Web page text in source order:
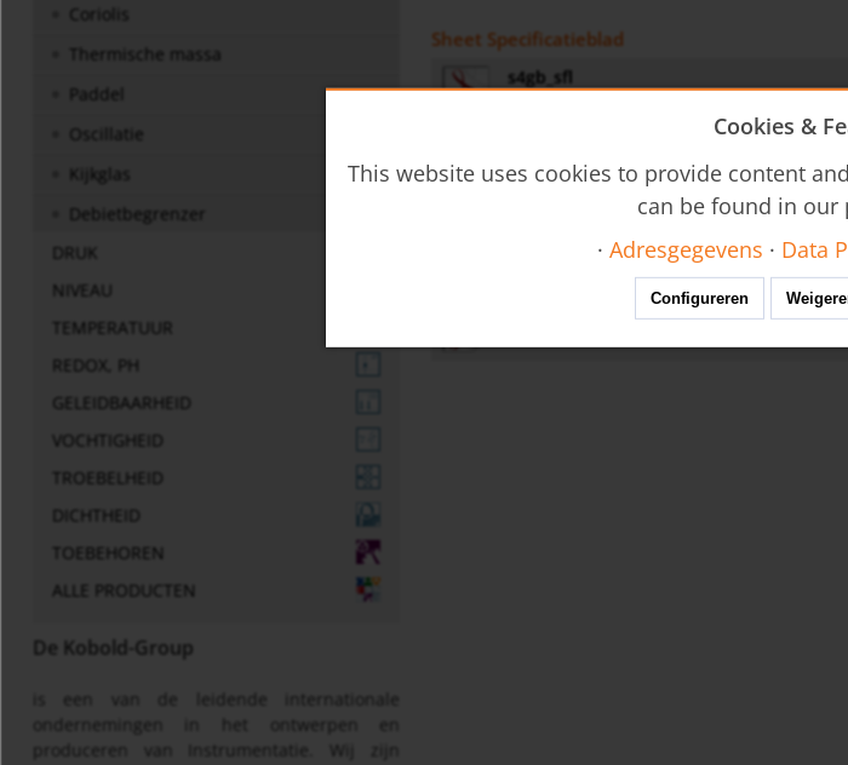
Coriolis
Thermische massa
Paddel
Oscillatie
Kijkglas
Debietbegrenzer
DRUK
NIVEAU
TEMPERATUUR
REDOX, PH
GELEIDBAARHEID
VOCHTIGHEID
TROEBELHEID
DICHTHEID
TOEBEHOREN
ALLE PRODUCTEN
De Kobold-Group
is een van de leidende internationale
ondernemingen in het ontwerpen en
produceren van Instrumentatie. Wij zijn
Sheet Specificatieblad
s4gb_sfl
SFL - Operating Instructions
General Safety Instructions
Cookies &
This website uses cookies to provide content
can be found in our
·Adresgegevens · Data
Configureren